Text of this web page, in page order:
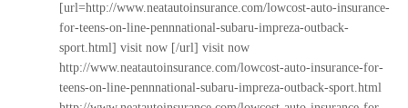
[url=http://www.neatautoinsurance.com/lowcost-auto-insurance-
for-teens-on-line-pennnational-subaru-impreza-outback-
sport.html] visit now [/url] visit now
http://www.neatautoinsurance.com/lowcost-auto-insurance-for-
teens-on-line-pennnational-subaru-impreza-outback-sport.html